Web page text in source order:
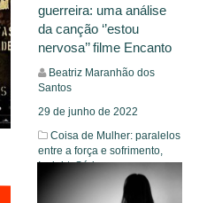
guerreira: uma análise
da canção ‘’estou
nervosa’’ filme Encanto
Beatriz Maranhão dos
Santos
29 de junho de 2022
Coisa de Mulher: paralelos
entre a força e sofrimento,
Insight,Séries